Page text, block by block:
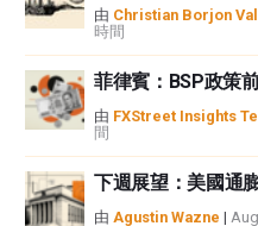
由 Christian Borjon
時間
菲律賓：BSP政策
由 FXStreet Insights
間
下週展望：美國通
由 Agustin Wazne |